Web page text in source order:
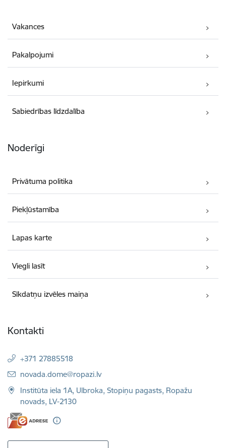
Vakances
Pakalpojumi
Iepirkumi
Sabiedrības līdzdalība
Noderīgi
Privātuma politika
Piekļūstamība
Lapas karte
Viegli lasīt
Sīkdatņu izvēles maiņa
Kontakti
+371 27885518
E-pasts:
novada.dome@ropazi.lv
Institūta iela 1A, Ulbroka, Stopiņu pagasts, Ropažu
novads, LV-2130